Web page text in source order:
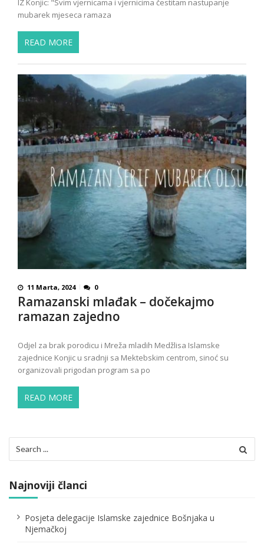
mubarek mjeseca ramaza
READ MORE
11 Marta, 2024 0
Ramazanski mlađak – dočekajmo
ramazan zajedno
Odjel za brak porodicu i Mreža mladih Medžlisa Islamske
zajednice Konjic u sradnji sa Mektebskim centrom, sinoć su
organizovali prigodan program sa po
READ MORE
for:
Najnoviji članci
Posjeta delegacije Islamske zajednice Bošnjaka u
Njemačkoj